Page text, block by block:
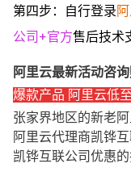
第四步：自行登录
公司+官方售后技术
阿里云最新活动咨
爆款产品 阿里云低
张家界地区的新老
阿里云代理商凯铧
凯铧互联公司优惠的